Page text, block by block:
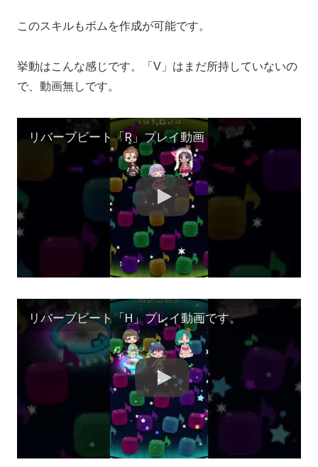
このスキルもボムを作成が可能です。
挙動はこんな感じです。「V」はまだ所持していないの
で、動画無しです。
リバーブビート「R」プレイ動画
リバーブビート「H」プレイ動画です。